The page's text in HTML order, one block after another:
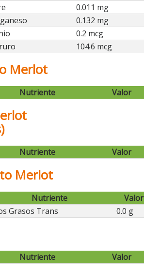
0.011 mg
0.132 mg
0.2 mcg
104.6 mcg
Merlot
Nutriente Valor
Nutriente Valor
Merlot
Nutriente
Valor
Grasos Trans
0.0 g
Nutriente Valor